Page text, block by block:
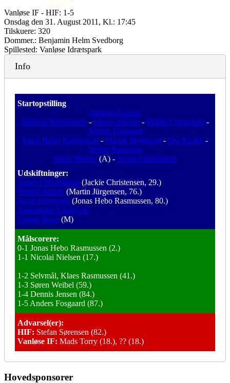
Vanløse IF - HIF: 1-5
Onsdag den 31. August 2011, Kl.: 17:45
Tilskuere: 320
Dommer.: Benjamin Helm Svedborg
Spillested: Vanløse Idrætspark
Info
Startopstilling
Andreas Larsen
Andreas Kristiansen - Marco Ziegler - Mallik Conradsen -
Anders Fosgaard
Jonas Hebo Rasmussen - Martin Jürgensen - Dia Raofat -
Stefan Sørensen
Søren Weibel (A) - Jackie Christensen
Udskiftninger:
Jesper Christjansen (Jackie Christensen, 29.)
Dennis Jensen (Martin Jürgensen, 76.)
Jacob Ingvarsen (Jonas Hebo Rasmussen, 80.)
Aleksandar Lazarevic
Casper Buus (M)
Målscorere:
0-1 Jonas Hebo Rasmussen (2.)
1-1 Nicolai Nielsen (17.)
1-2 Selvmål, Klaes Rasmussen (41.)
1-3 Søren Weibel (59.)
1-4 Dennis Jensen (84.)
1-5 Anders Fosgaard (87.)
Advarsel(er):
HIF: Stefan Sørensen (82.)
Vanløse IF: Mads Torry (18.), ?? (18.)
Hovedsponsorer